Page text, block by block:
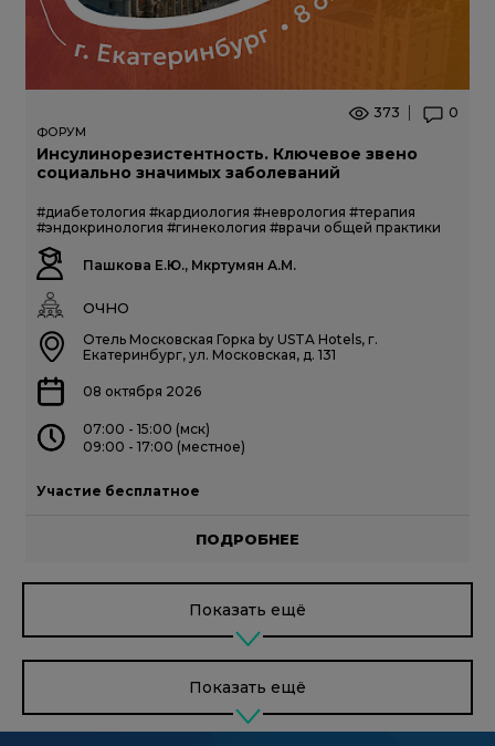
373 0
ФОРУМ
Инсулинорезистентность. Ключевое звено
социально значимых заболеваний
#диабетология #кардиология #неврология #терапия
#эндокринология #гинекология #врачи общей практики
Пашкова Е.Ю., Мкртумян А.М.
ОЧНО
Отель Московская Горка by USTA Hotels, г.
Екатеринбург, ул. Московская, д. 131
08 октября 2026
07:00 - 15:00 (мск)
09:00 - 17:00 (местное)
Участие бесплатное
ПОДРОБНЕЕ
Показать ещё
Показать ещё